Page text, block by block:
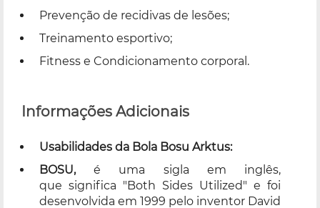
Prevenção de recidivas de lesões;
Treinamento esportivo;
Fitness e Condicionamento corporal.
Informações Adicionais
Usabilidades da Bola Bosu Arktus:
BOSU,é uma sigla em
inglês,
que significa "Both Sides Utilized" e foi
desenvolvida em 1999 pelo inventor David